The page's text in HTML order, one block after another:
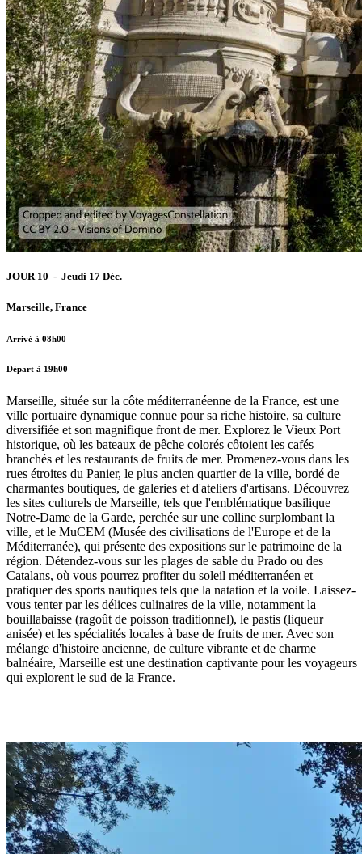
JOUR 10 - Jeudi 17 Déc.
Marseille, France
Arrivé à 08h00
Départ à 19h00
Marseille, située sur la côte méditerranéenne de la France, est une
ville portuaire dynamique connue pour sa riche histoire, sa culture
diversifiée et son magnifique front de mer. Explorez le Vieux Port
historique, où les bateaux de pêche colorés côtoient les cafés
branchés et les restaurants de fruits de mer. Promenez-vous dans les
rues étroites du Panier, le plus ancien quartier de la ville, bordé de
charmantes boutiques, de galeries et d'ateliers d'artisans. Découvrez
les sites culturels de Marseille, tels que l'emblématique basilique
Notre-Dame de la Garde, perchée sur une colline surplombant la
ville, et le MuCEM (Musée des civilisations de l'Europe et de la
Méditerranée), qui présente des expositions sur le patrimoine de la
région. Détendez-vous sur les plages de sable du Prado ou des
Catalans, où vous pourrez profiter du soleil méditerranéen et
pratiquer des sports nautiques tels que la natation et la voile. Laissez-
vous tenter par les délices culinaires de la ville, notamment la
bouillabaisse (ragoût de poisson traditionnel), le pastis (liqueur
anisée) et les spécialités locales à base de fruits de mer. Avec son
mélange d'histoire ancienne, de culture vibrante et de charme
balnéaire, Marseille est une destination captivante pour les voyageurs
qui explorent le sud de la France.